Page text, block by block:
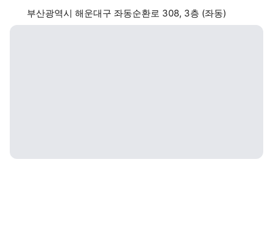
부산광역시 해운대구 좌동순환로 308, 3층 (좌동)